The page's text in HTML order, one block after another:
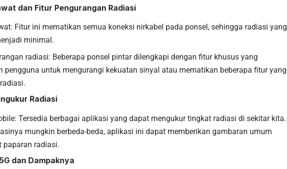
dan Fitur Pengurangan Radiasi
Fitur ini mematikan semua koneksi nirkabel pada ponsel, sehingga radiasi yang
minimal.
radiasi: Beberapa ponsel pintar dilengkapi dengan fitur khusus yang
pengguna untuk mengurangi kekuatan sinyal atau mematikan beberapa fitur yang
Radiasi
Tersedia berbagai aplikasi yang dapat mengukur tingkat radiasi di sekitar kita.
mungkin berbeda-beda, aplikasi ini dapat memberikan gambaran umum
paparan radiasi.
dan Dampaknya